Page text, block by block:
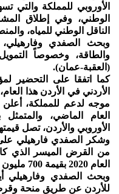
الأوروبي للمملكة والتي
الوطني، وفي إطلاق
الناقل الوطني للمياه،
وبحث الصفدي وفارهيلي،
والطاقة، وخصوصاً
(العقبة-عمان).
كما اتفقا على التحضير
الأردني في الأردن هذا
موجه لدعم للمملكة،
العام الماضي،
الأوروبي والأردن، تصل قيمتها إلى 2.5
وشكر الصفدي فارهيلي على
من القرض الميسر الذي
العام 2020 بقيمة 700 مليون يورو.
وبحث الصفدي وفارهيلي
للأردن عن طريق منحة